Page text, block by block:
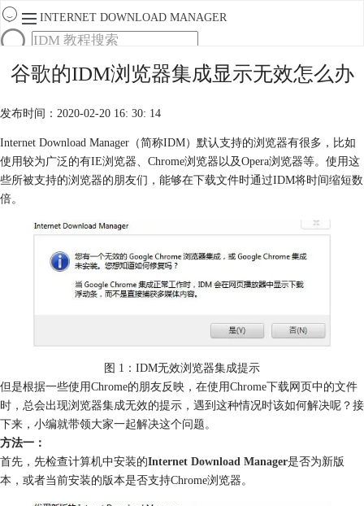
INTERNET DOWNLOAD MANAGER
首页
产品
服务
购买
谷歌的IDM浏览器集成显示无效怎么办
发布时间：2020-02-20 16: 30: 14
Internet Download Manager（简称IDM）默认支持的浏览器有很多，比如
使用较为广泛的有IE浏览器、Chrome浏览器以及Opera浏览器等。使用这
些所被支持的浏览器的朋友们，能够在下载文件时通过IDM将时间缩短数
倍。
图 1：IDM无效浏览器集成提示
但是根据一些使用Chrome的朋友反映，在使用Chrome下载网页中的文件
时，总会出现浏览器集成无效的提示，遇到这种情况时该如何解决呢？接
下来，小编就带领大家一起解决这个问题。
方法一：
首先，先检查计算机中安装的Internet Download Manager是否为新版
本，或者当前安装的版本是否支持Chrome浏览器。